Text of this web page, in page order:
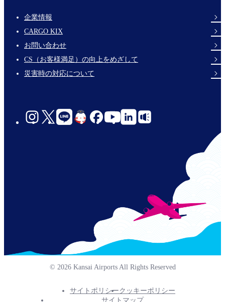
Footer
Links
企業情報
CARGO KIX
お問い合わせ
CS（お客様満足）の向上をめざして
災害時の対応について
social-
© 2026 Kansai Airports All Rights Reserved
サイトポリシークッキーポリシー
サイトマップ